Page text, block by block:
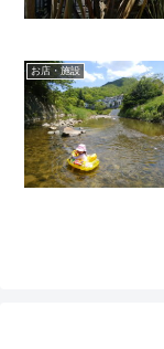
お店・施設